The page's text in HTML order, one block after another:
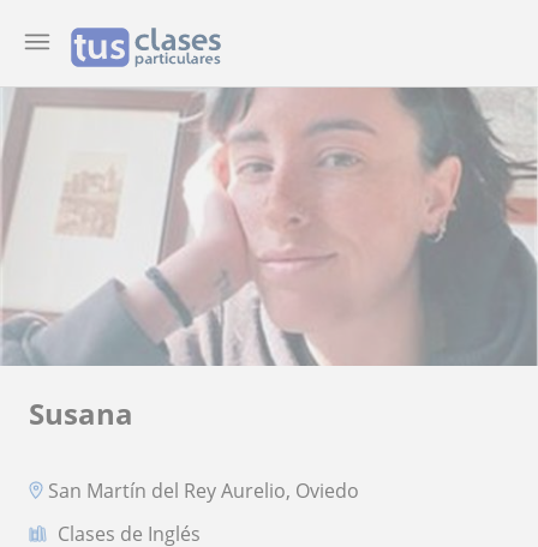
Susana
San Martín del Rey Aurelio, Oviedo
Clases de Inglés